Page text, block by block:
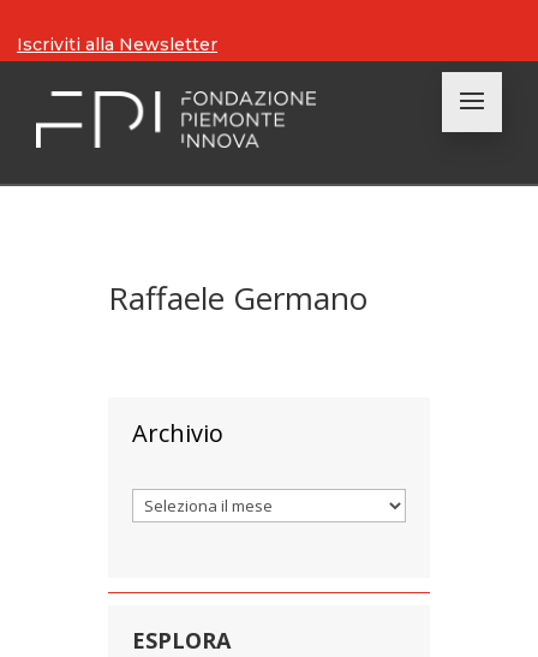
Iscriviti alla Newsletter
Raffaele Germano
Archivio
Archivi
ESPLORA